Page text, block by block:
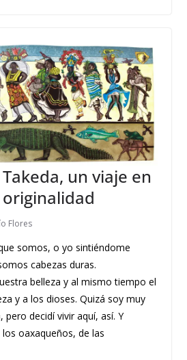
un viaje en
Flores
somos, o yo sintiéndome
cabezas duras.
belleza y al mismo tiempo el
y a los dioses. Quizá soy muy
decidí vivir aquí, así. Y
oaxaqueños, de las